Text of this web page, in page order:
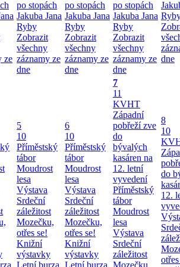
ze
po stopách
Jakuba Jana
Ryby
Zobrazit
všechny
záznamy ze
dne
po stopách
Jakuba Jana
Ryby
Zobrazit
všechny
záznamy ze
dne
po stopách
Jakuba Jana
Ryby
Zobrazit
všechny
záznamy ze
dne
dne
5
10
Příměstský
tábor
Moudrost
lesa
Výstava
Srdeční
záležitost
Mozečku,
otřes se!
Knižní
výstavky
Letní burza
6
10
Příměstský
tábor
Moudrost
lesa
Výstava
Srdeční
záležitost
Mozečku,
otřes se!
Knižní
výstavky
Letní burza
7
11
KVHT
Západní
pobřeží zve
do
bývalých
kasáren na
12. letní
vyvedení
Příměstský
tábor
Moudrost
lesa
Výstava
Srdeční
záležitost
Mozečku,
8
10
do
12.